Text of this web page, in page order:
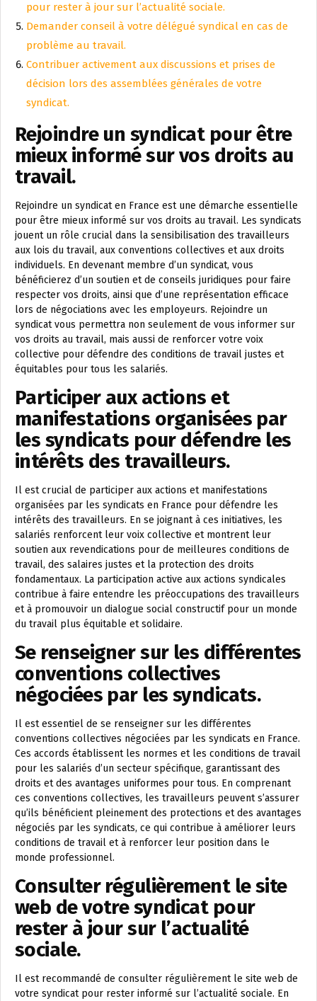
pour rester à jour sur l’actualité sociale.
Demander conseil à votre délégué syndical en cas de
problème au travail.
Contribuer activement aux discussions et prises de
décision lors des assemblées générales de votre
syndicat.
Rejoindre un syndicat pour être
mieux informé sur vos droits au
travail.
Rejoindre un syndicat en France est une démarche essentielle
pour être mieux informé sur vos droits au travail. Les syndicats
jouent un rôle crucial dans la sensibilisation des travailleurs
aux lois du travail, aux conventions collectives et aux droits
individuels. En devenant membre d’un syndicat, vous
bénéficierez d’un soutien et de conseils juridiques pour faire
respecter vos droits, ainsi que d’une représentation efficace
lors de négociations avec les employeurs. Rejoindre un
syndicat vous permettra non seulement de vous informer sur
vos droits au travail, mais aussi de renforcer votre voix
collective pour défendre des conditions de travail justes et
équitables pour tous les salariés.
Participer aux actions et
manifestations organisées par
les syndicats pour défendre les
intérêts des travailleurs.
Il est crucial de participer aux actions et manifestations
organisées par les syndicats en France pour défendre les
intérêts des travailleurs. En se joignant à ces initiatives, les
salariés renforcent leur voix collective et montrent leur
soutien aux revendications pour de meilleures conditions de
travail, des salaires justes et la protection des droits
fondamentaux. La participation active aux actions syndicales
contribue à faire entendre les préoccupations des travailleurs
et à promouvoir un dialogue social constructif pour un monde
du travail plus équitable et solidaire.
Se renseigner sur les différentes
conventions collectives
négociées par les syndicats.
Il est essentiel de se renseigner sur les différentes
conventions collectives négociées par les syndicats en France.
Ces accords établissent les normes et les conditions de travail
pour les salariés d’un secteur spécifique, garantissant des
droits et des avantages uniformes pour tous. En comprenant
ces conventions collectives, les travailleurs peuvent s’assurer
qu’ils bénéficient pleinement des protections et des avantages
négociés par les syndicats, ce qui contribue à améliorer leurs
conditions de travail et à renforcer leur position dans le
monde professionnel.
Consulter régulièrement le site
web de votre syndicat pour
rester à jour sur l’actualité
sociale.
Il est recommandé de consulter régulièrement le site web de
votre syndicat pour rester informé sur l’actualité sociale. En